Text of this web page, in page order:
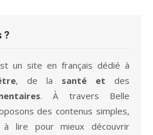
?
un site en français dédié à
, de la santé et des
. À travers Belle
des contenus simples,
lire pour mieux découvrir